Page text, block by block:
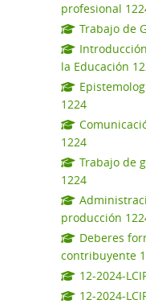
profesional
Trabajo de
la Educación
1224
1224
Trabajo de
1224
producción
Deberes
contribuyente
12-2024-
12-2024-